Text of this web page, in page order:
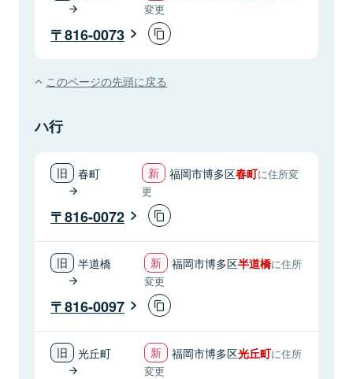
変更
816-0073
このページの先頭に戻る
ハ行
春町 福岡市博多区春町に住所変
更
816-0072
半道橋 福岡市博多区半道橋に住所
変更
816-0097
光丘町 福岡市博多区光丘町に住所
変更